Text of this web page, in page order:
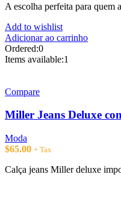
A escolha perfeita para quem
Add to wishlist
Adicionar ao carrinho
Ordered:0
Items available:1
Compare
Miller Jeans Deluxe
Moda
$65.00 + Tax
Calça jeans Miller deluxe